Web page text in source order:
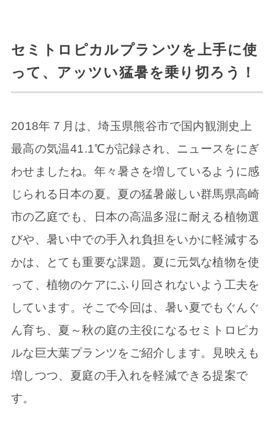
セミトロピカルプランツを上手に使
って、アッツい猛暑を乗り切ろう！
2018年７月は、埼玉県熊谷市で国内観測史上
最高の気温41.1℃が記録され、ニュースをにぎ
わせましたね。年々暑さを増しているように感
じられる日本の夏。夏の猛暑厳しい群馬県高崎
市の乙庭でも、日本の高温多湿に耐える植物選
びや、暑い中での手入れ負担をいかに軽減する
かは、とても重要な課題。夏に元気な植物を使
って、植物のケアにふり回されないよう工夫を
しています。そこで今回は、暑い夏でもぐんぐ
ん育ち、夏～秋の庭の主役になるセミトロピカ
ルな巨大葉プランツをご紹介します。見映えも
増しつつ、夏庭の手入れを軽減できる提案で
す。